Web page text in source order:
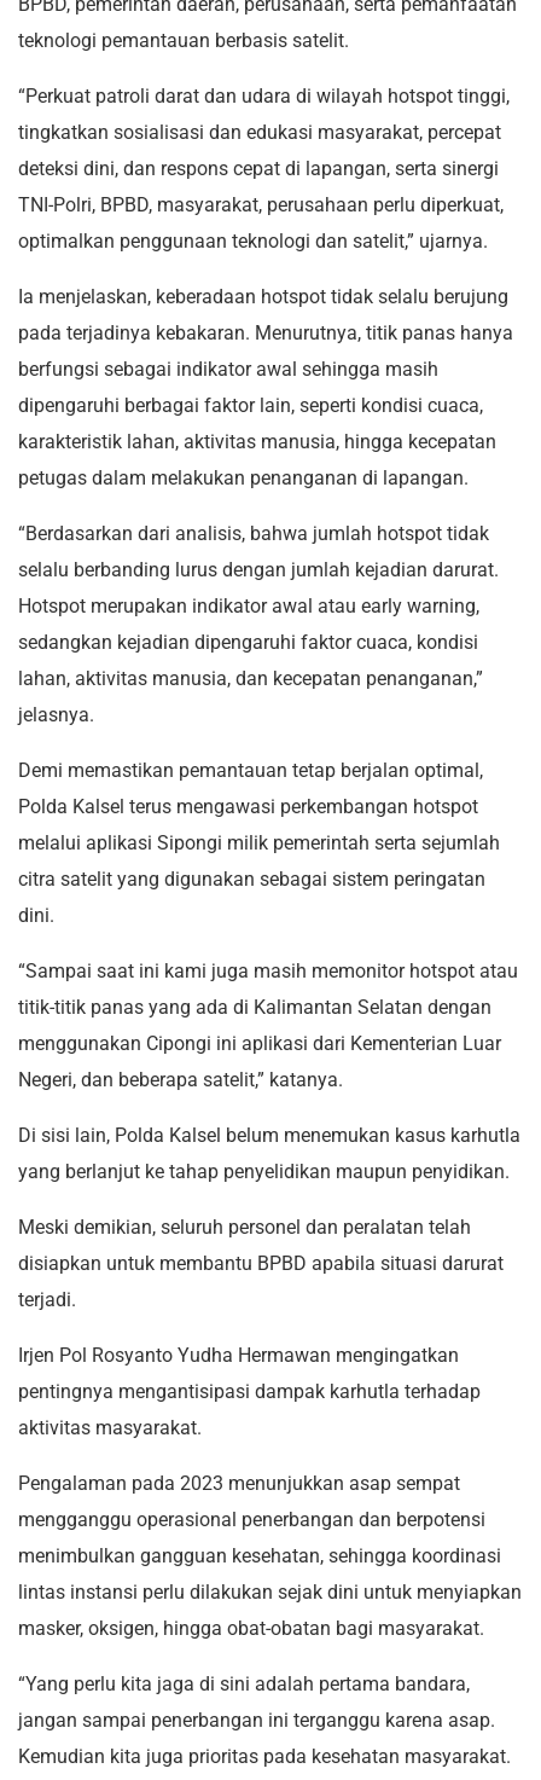
BPBD, pemerintah daerah, perusahaan, serta pemanfaatan
teknologi pemantauan berbasis satelit.
“Perkuat patroli darat dan udara di wilayah hotspot tinggi,
tingkatkan sosialisasi dan edukasi masyarakat, percepat
deteksi dini, dan respons cepat di lapangan, serta sinergi
TNI-Polri, BPBD, masyarakat, perusahaan perlu diperkuat,
optimalkan penggunaan teknologi dan satelit,” ujarnya.
Ia menjelaskan, keberadaan hotspot tidak selalu berujung
pada terjadinya kebakaran. Menurutnya, titik panas hanya
berfungsi sebagai indikator awal sehingga masih
dipengaruhi berbagai faktor lain, seperti kondisi cuaca,
karakteristik lahan, aktivitas manusia, hingga kecepatan
petugas dalam melakukan penanganan di lapangan.
“Berdasarkan dari analisis, bahwa jumlah hotspot tidak
selalu berbanding lurus dengan jumlah kejadian darurat.
Hotspot merupakan indikator awal atau early warning,
sedangkan kejadian dipengaruhi faktor cuaca, kondisi
lahan, aktivitas manusia, dan kecepatan penanganan,”
jelasnya.
Demi memastikan pemantauan tetap berjalan optimal,
Polda Kalsel terus mengawasi perkembangan hotspot
melalui aplikasi Sipongi milik pemerintah serta sejumlah
citra satelit yang digunakan sebagai sistem peringatan
dini.
“Sampai saat ini kami juga masih memonitor hotspot atau
titik-titik panas yang ada di Kalimantan Selatan dengan
menggunakan Cipongi ini aplikasi dari Kementerian Luar
Negeri, dan beberapa satelit,” katanya.
Di sisi lain, Polda Kalsel belum menemukan kasus karhutla
yang berlanjut ke tahap penyelidikan maupun penyidikan.
Meski demikian, seluruh personel dan peralatan telah
disiapkan untuk membantu BPBD apabila situasi darurat
terjadi.
Irjen Pol Rosyanto Yudha Hermawan mengingatkan
pentingnya mengantisipasi dampak karhutla terhadap
aktivitas masyarakat.
Pengalaman pada 2023 menunjukkan asap sempat
mengganggu operasional penerbangan dan berpotensi
menimbulkan gangguan kesehatan, sehingga koordinasi
lintas instansi perlu dilakukan sejak dini untuk menyiapkan
masker, oksigen, hingga obat-obatan bagi masyarakat.
“Yang perlu kita jaga di sini adalah pertama bandara,
jangan sampai penerbangan ini terganggu karena asap.
Kemudian kita juga prioritas pada kesehatan masyarakat.